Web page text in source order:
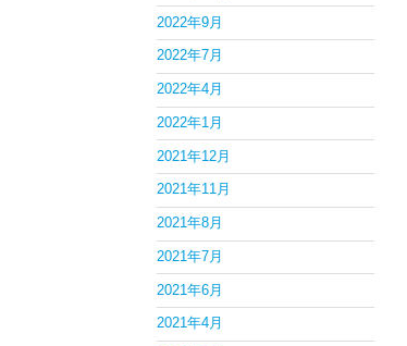
2022年9月
2022年7月
2022年4月
2022年1月
2021年12月
2021年11月
2021年8月
2021年7月
2021年6月
2021年4月